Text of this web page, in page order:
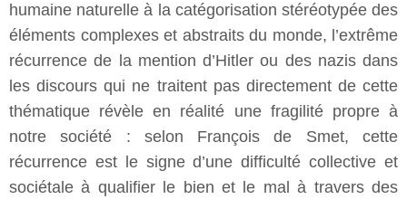
humaine naturelle à la catégorisation stéréotypée des
éléments complexes et abstraits du monde, l’extrême
récurrence de la mention d’Hitler ou des nazis dans
les discours qui ne traitent pas directement de cette
thématique révèle en réalité une fragilité propre à
notre société : selon François de Smet, cette
récurrence est le signe d’une difficulté collective et
sociétale à qualifier le bien et le mal à travers des